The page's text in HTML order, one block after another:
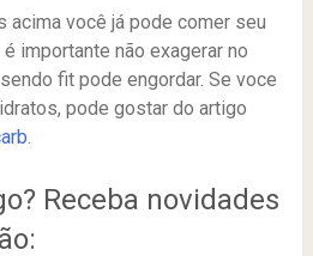
acima você já pode comer seu
importante não exagerar no
fit pode engordar. Se voce
pode gostar do artigo
.
Receba novidades